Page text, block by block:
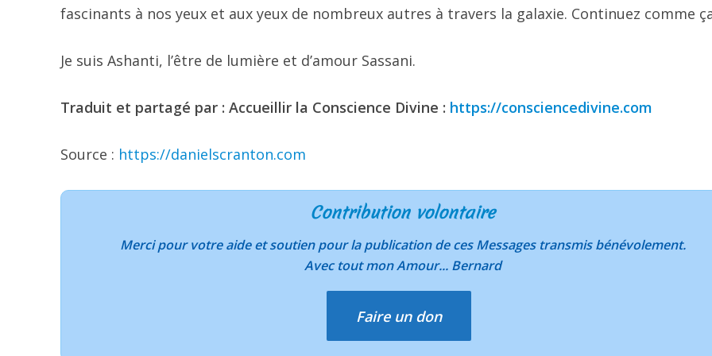
fascinants à nos yeux et aux yeux de nombreux autres à travers la galaxie. Continuez comme
Je suis Ashanti, l’être de lumière et d’amour Sassani.
Traduit et partagé par : Accueillir la Conscience Divine : https://consciencedivine.com
Source : https://danielscranton.com
Contribution volontaire
Merci pour votre aide et soutien pour la publication de ces Messages transmis bénévolement.
Avec tout mon Amour... Bernard
Faire un don